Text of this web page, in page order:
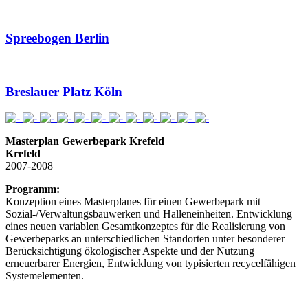
Spreebogen Berlin
Breslauer Platz Köln
Masterplan Gewerbepark Krefeld
Krefeld
2007-2008
Programm:
Konzeption eines Masterplanes für einen Gewerbepark mit
Sozial-/Verwaltungsbauwerken und Halleneinheiten. Entwicklung
eines neuen variablen Gesamtkonzeptes für die Realisierung von
Gewerbeparks an unterschiedlichen Standorten unter besonderer
Berücksichtigung ökologischer Aspekte und der Nutzung
erneuerbarer Energien, Entwicklung von typisierten recycelfähigen
Systemelementen.